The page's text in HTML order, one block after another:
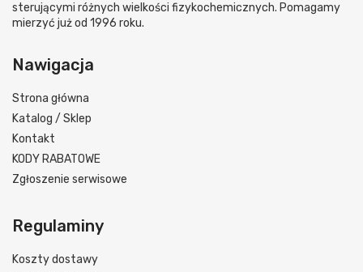
sterującymi różnych wielkości fizykochemicznych. Pomagamy
mierzyć już od 1996 roku.
Nawigacja
Strona główna
Katalog / Sklep
Kontakt
KODY RABATOWE
Zgłoszenie serwisowe
Regulaminy
Koszty dostawy